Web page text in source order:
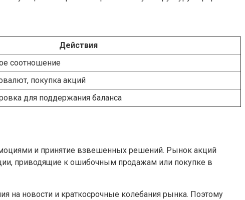
Действия
соотношение
покупка акций
для поддержания баланса
и принятие взвешенных решений. Рынок акций
приводящие к ошибочным продажам или покупке в
на новости и краткосрочные колебания рынка. Поэтому